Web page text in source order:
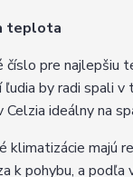
teplota
číslo pre najlepšiu
by radi spali v
ideálny na
klimatizácie majú
k pohybu, a